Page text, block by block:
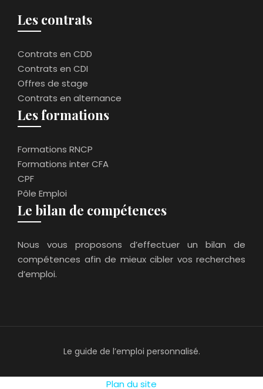
Les contrats
Contrats en CDD
Contrats en CDI
Offres de stage
Contrats en alternance
Les formations
Formations RNCP
Formations inter CFA
CPF
Pôle Emploi
Le bilan de compétences
Nous vous proposons d’effectuer un bilan de
compétences afin de mieux cibler vos recherches
d’emploi.
Le guide de l’emploi personnalisé.
Plan du site